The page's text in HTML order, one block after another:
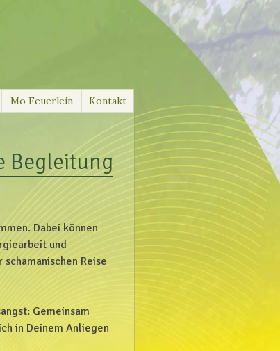
Mo Feuerlein Kontakt
Begleitung
Dabei können
und
Reise
Gemeinsam
in Deinem Anliegen